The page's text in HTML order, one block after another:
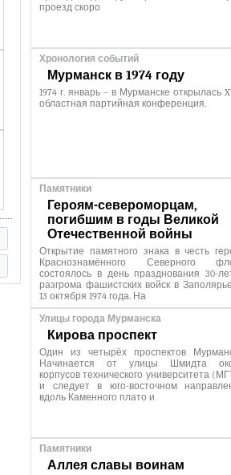
проезд скоро
Хронология событий
Мурманск в 1974 году
1974 г. январь – в Мурманске открылась
областная партийная конференция.
Памятники
Героям-североморцам,
погибшим в годы Великой
Отечественной войны
Открытие памятного знака в честь
Краснознамённого Северного
состоялось в день празднования 30-
разгрома фашистских войск в
13 октября 1974 года. На
Улицы города Мурманска
Кирова проспект
Один из четырёх проспектов
Начинается от улицы Шмидта
корпусов технического университета
и следует в юго-восточном
вдоль Каменного плато и
Памятники
Аллея славы воинам